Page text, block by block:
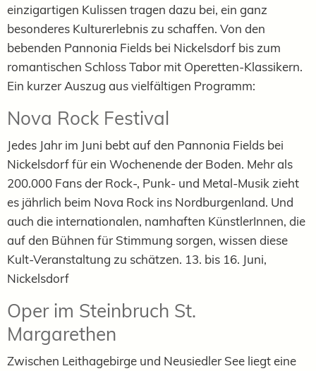
einzigartigen Kulissen tragen dazu bei, ein ganz
besonderes Kulturerlebnis zu schaffen. Von den
bebenden Pannonia Fields bei Nickelsdorf bis zum
romantischen Schloss Tabor mit Operetten-Klassikern.
Ein kurzer Auszug aus vielfältigen Programm:
Nova Rock Festival
Jedes Jahr im Juni bebt auf den Pannonia Fields bei
Nickelsdorf für ein Wochenende der Boden. Mehr als
200.000 Fans der Rock-, Punk- und Metal-Musik zieht
es jährlich beim Nova Rock ins Nordburgenland. Und
auch die internationalen, namhaften KünstlerInnen, die
auf den Bühnen für Stimmung sorgen, wissen diese
Kult-Veranstaltung zu schätzen. 13. bis 16. Juni,
Nickelsdorf
Oper im Steinbruch St.
Margarethen
Zwischen Leithagebirge und Neusiedler See liegt eine